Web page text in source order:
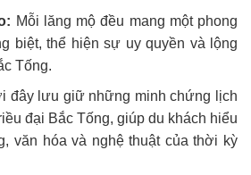
Mỗi lăng mộ đều mang một phong
biệt, thể hiện sự uy quyền và lộng
Tống.
đây lưu giữ những minh chứng lịch
đại Bắc Tống, giúp du khách hiểu
văn hóa và nghệ thuật của thời kỳ